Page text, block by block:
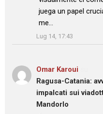
juega un papel
me…
Lug 14, 17:43
Omar Karoui
Ragusa-Catania:
impalcati sui
Mandorlo